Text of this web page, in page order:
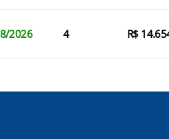
2026 4 R$